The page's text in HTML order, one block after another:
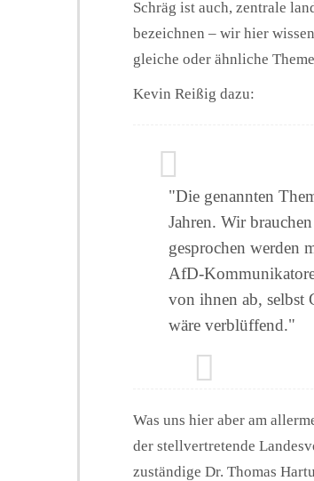
Schräg ist auch, zentrale
bezeichnen – wir hier
gleiche oder ähnliche
Kevin Reißig dazu:
"Die genannten
Jahren. Wir
gesprochen werden
AfD-
von ihnen ab, selbst
wäre verblüffend."
Was uns hier aber am
der stellvertretende
zuständige Dr. Thomas